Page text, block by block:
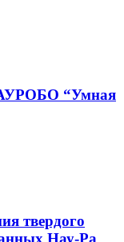
“Умная
твердого
Нау-Ра